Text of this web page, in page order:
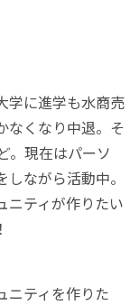
学に進学も水商売
なくなり中退。そ
。現在はパーソ
ながら活動中。
ニティが作りたい
ニティを作りた